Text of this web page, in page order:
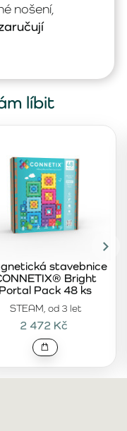
nošení,
líbit
STEAM, od 3 let
stavebnice
Bright
Portal Pack 48 ks
2 472 Kč